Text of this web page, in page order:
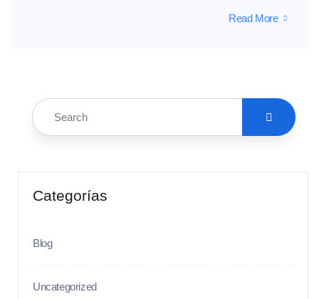
Read More
Categorías
Blog
Uncategorized